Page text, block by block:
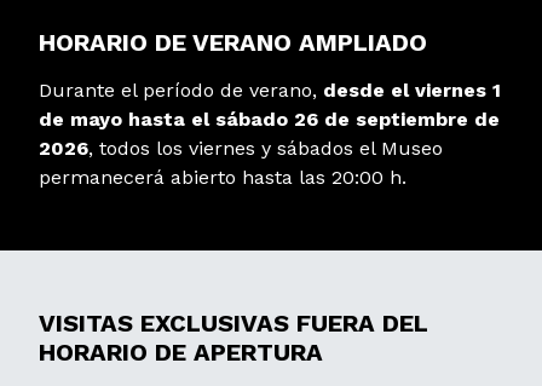
HORARIO DE VERANO AMPLIADO
Durante el período de verano, desde el viernes 1
de mayo hasta el sábado 26 de septiembre de
2026, todos los viernes y sábados el Museo
permanecerá abierto hasta las 20:00 h.
VISITAS EXCLUSIVAS FUERA DEL
HORARIO DE APERTURA